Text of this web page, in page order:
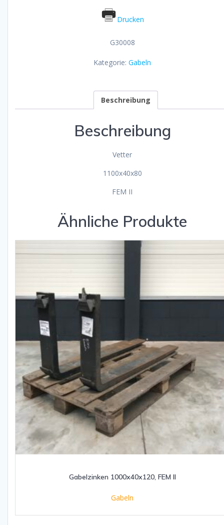
Drucken
G30008
Kategorie: Gabeln
Beschreibung
Beschreibung
Vetter
1100x40x80
FEM II
Ähnliche Produkte
Gabelzinken 1000x40x120, FEM II
Gabeln